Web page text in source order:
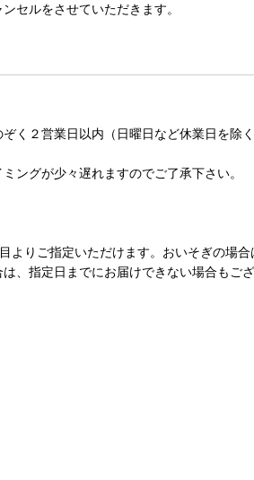
セルをさせていただきます。
く２営業日以内（日曜日など休業日を除
ングが少々遅れますのでご了承下さい。
りご指定いただけます。おいそぎの場
、指定日までにお届けできない場合もご